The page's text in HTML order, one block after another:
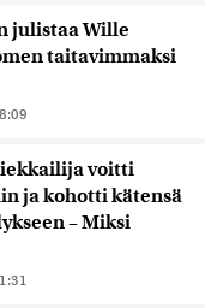
julistaa Wille
taitavimmaksi
voitti
ja kohotti kätensä
– Miksi